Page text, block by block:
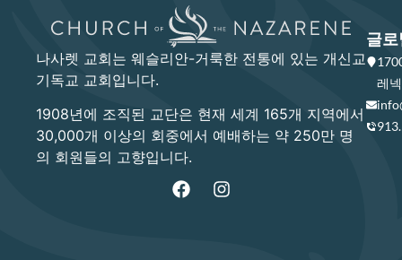
나사렛 교회는 웨슬리안-거룩한 전통에 있는 개신교
기독교 교회입니다.
1908년에 조직된 교단은 현재 세계 165개 지역에서
30,000개 이상의 회중에서 예배하는 약 250만 명
의 회원들의 고향입니다.
글로
레